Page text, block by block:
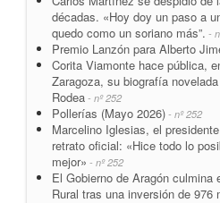
décadas. «Hoy doy un paso a
quedo como un soriano más”. -
Premio Lanzón para Alberto
Corita Viamonte hace pública,
Zaragoza, su biografía
Rodea - nº 252
Pollerías (Mayo 2026) - nº 252
Marcelino Iglesias, el
retrato oficial: «Hice todo lo
mejor» - nº 252
El Gobierno de Aragón culmina
Rural tras una inversión de 976